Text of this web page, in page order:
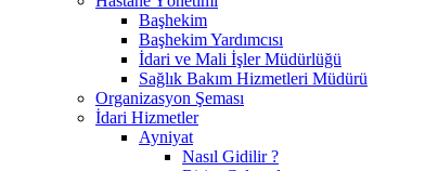
Başhekim
Başhekim Yardımcısı
İdari ve Mali İşler Müdürlüğü
Sağlık Bakım Hizmetleri Müdürü
Organizasyon Şeması
İdari Hizmetler
Ayniyat
Nasıl Gidilir ?